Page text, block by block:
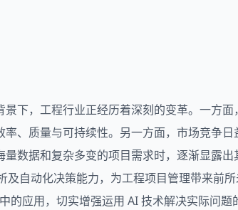
下，工程行业正经历着深刻的变革。一方
、质量与可持续性。另一方面，市场竞争
数据和复杂多变的项目需求时，逐渐显露出
及自动化决策能力，为工程项目管理带来前
的应用，切实增强运用 AI 技术解决实际问题